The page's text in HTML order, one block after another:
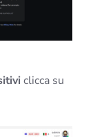
clicca su